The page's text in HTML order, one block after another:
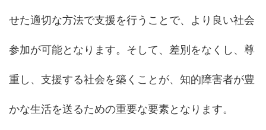
せた適切な方法で支援を行うことで、より良い社会
参加が可能となります。そして、差別をなくし、尊
重し、支援する社会を築くことが、知的障害者が豊
かな生活を送るための重要な要素となります。